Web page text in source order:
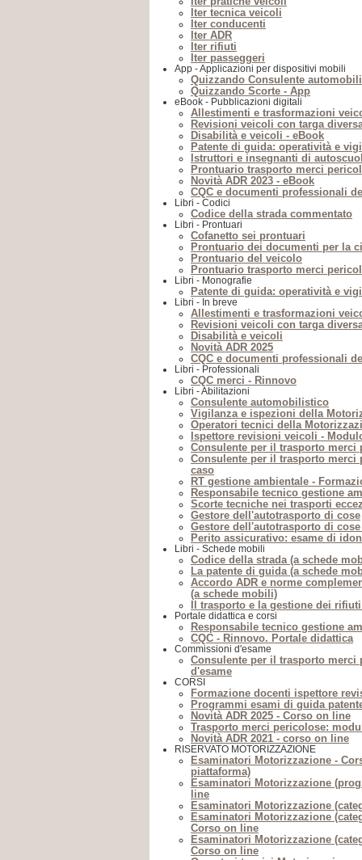
Iter tecnica veicoli
Iter conducenti
Iter ADR
Iter rifiuti
Iter passeggeri
App - Applicazioni per dispositivi mobili
Quizzando Consulente
Quizzando Scorte - App
eBook - Pubblicazioni digitali
Allestimenti e trasformazioni
Revisioni veicoli con targa
Disabilità e veicoli - eBook
Patente di guida: operatività e
Istruttori e insegnanti di
Prontuario trasporto merci
Novità ADR 2023 - eBook
CQC e documenti professionali
Libri - Codici
Codice della strada commentato
Libri - Prontuari
Cofanetto sei prontuari
Prontuario dei documenti per la
Prontuario del veicolo
Prontuario trasporto merci
Libri - Monografie
Patente di guida: operatività e
Libri - In breve
Allestimenti e trasformazioni
Revisioni veicoli con targa
Disabilità e veicoli
Novità ADR 2025
CQC e documenti professionali
Libri - Professionali
CQC merci - Rinnovo
Libri - Abilitazioni
Consulente automobilistico
Vigilanza e ispezioni della
Operatori tecnici della
Ispettore revisioni veicoli -
Consulente per il trasporto merci
Consulente per il trasporto merci
caso
RT gestione ambientale -
Responsabile tecnico gestione
Scorte tecniche nei trasporti
Gestore dell'autotrasporto di cose
Gestore dell'autotrasporto di cose
Perito assicurativo: esame di
Libri - Schede mobili
Codice della strada (a schede
La patente di guida (a schede
Accordo ADR e norme
(a schede mobili)
Il trasporto e la gestione dei
Portale didattica e corsi
Responsabile tecnico gestione
CQC - Rinnovo. Portale didattica
Commissioni d'esame
Consulente per il trasporto merci
d'esame
CORSI
Formazione docenti ispettore
Programmi esami di guida
Novità ADR 2025 - Corso on line
Trasporto merci pericolose:
Novità ADR 2021 - corso on line
RISERVATO MOTORIZZAZIONE
Esaminatori Motorizzazione -
piattaforma)
Esaminatori Motorizzazione
line
Esaminatori Motorizzazione
Esaminatori Motorizzazione
Corso on line
Esaminatori Motorizzazione
Corso on line